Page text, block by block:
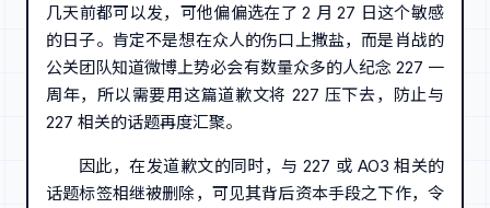
几天前都可以发，可他偏偏选在了 2 月 27 日这个敏感
的日子。肯定不是想在众人的伤口上撒盐，而是肖战的
公关团队知道微博上势必会有数量众多的人纪念 227 一
周年，所以需要用这篇道歉文将 227 压下去，防止与
227 相关的话题再度汇聚。
因此，在发道歉文的同时，与 227 或 AO3 相关的
话题标签相继被删除，可见其背后资本手段之下作，令